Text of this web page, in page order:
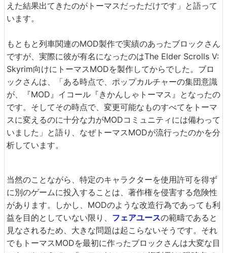
えた結果出てきたのがトーマスだっただけです」と語って
います。
もともと列車関連のMOD製作で実績のあったブロックさん
ですが、実際に彼が有名になったのはThe Elder Scrolls V:
Skyrim向けにトーマスMODを製作してからでした。ブロ
ックさんは、「ある時点で、ポップカルチャーの集団意識
が、『MOD』イコール『きかんしゃトーマス』となったの
です。そしてその時点で、変更可能なものすべてをトーマ
スに変えるのに十分な力がMODコミュニティには備わって
いました」と語り、なぜトーマスMODが流行ったのかを分
析しています。
当然のことながら、特定のキャラクターを使用許可を得ず
に別のゲームに投入することは、著作権を侵害する危険性
があります。しかし、MODのような改造行為であっても利
益を目的としていない限り、 フェアユースの範疇であると
見なされるため、大きな問題は起こらないそうです。それ
でもトーマスMODを最初に作ったブロックさんは大変な目